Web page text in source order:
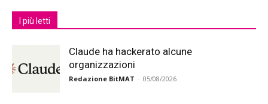
I più letti
Claude ha hackerato alcune
organizzazioni
Redazione BitMAT - 05/08/2026